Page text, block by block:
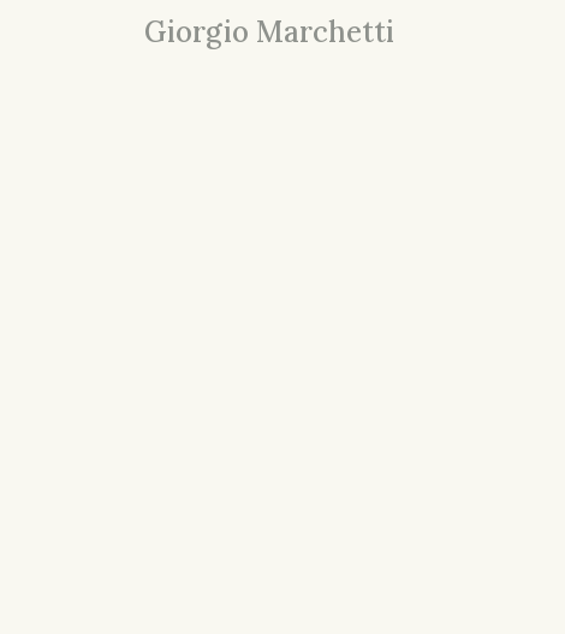
Giorgio Marchetti